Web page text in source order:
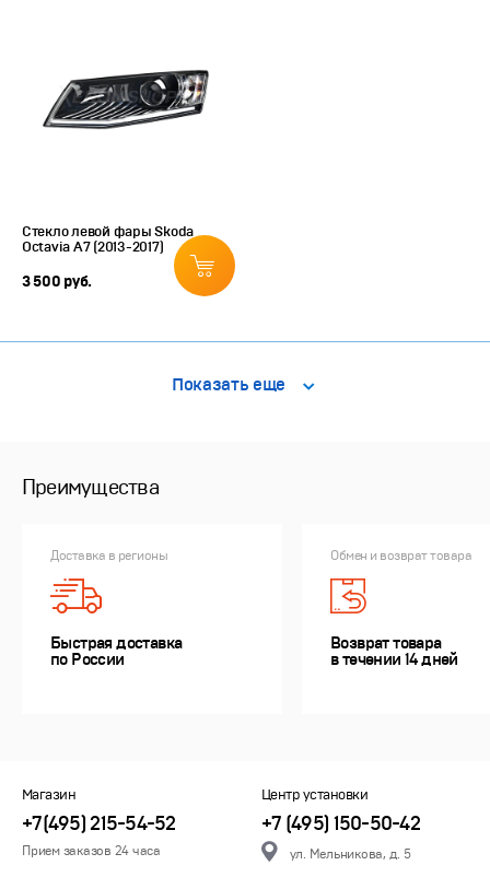
Стекло левой фары Skoda
Octavia A7 (2013-2017)
3 500 руб.
Показать еще
Преимущества
Доставка в регионы
Быстрая доставка
по России
Обмен и возврат товара
Возврат товара
в течении 14 дней
Магазин
+7(495) 215-54-52
Прием заказов 24 часа
Центр установки
+7 (495) 150-50-42
ул. Мельникова, д. 5